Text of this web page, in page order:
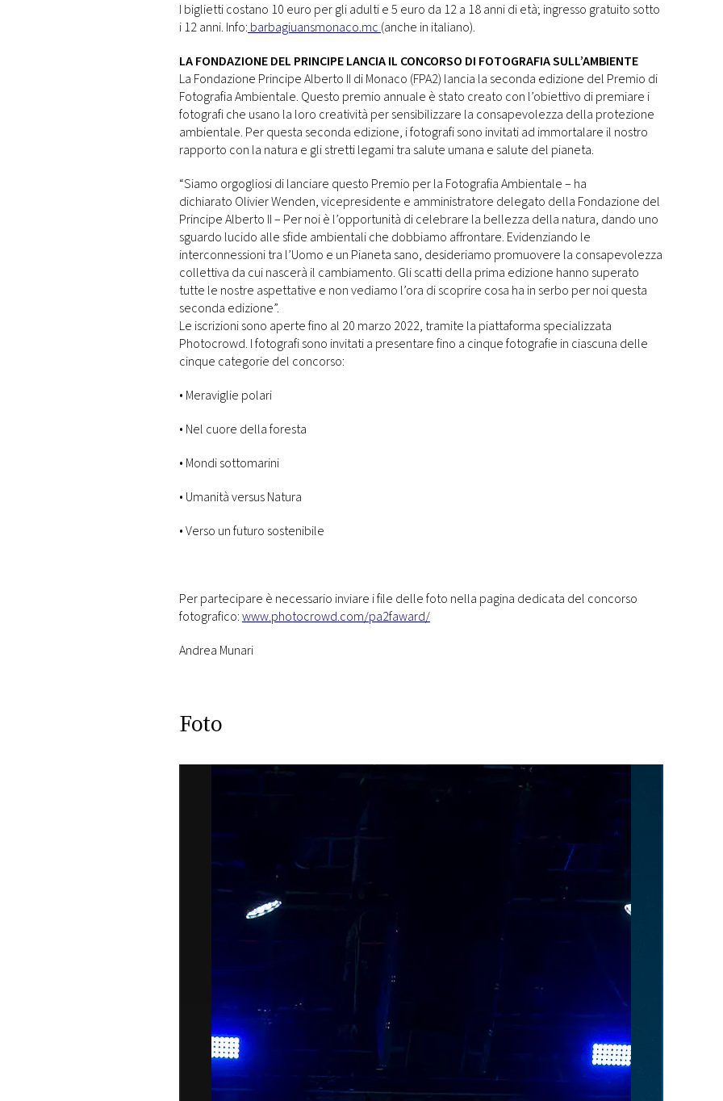
I biglietti costano 10 euro per gli adulti e 5 euro da 12 a 18 anni di età; ingresso gratuito sotto
i 12 anni. Info: barbagiuansmonaco.mc (anche in italiano).
LA FONDAZIONE DEL PRINCIPE LANCIA IL CONCORSO DI FOTOGRAFIA SULL’AMBIENTE
La Fondazione Principe Alberto II di Monaco (FPA2) lancia la seconda edizione del Premio di
Fotografia Ambientale. Questo premio annuale è stato creato con l’obiettivo di premiare i
fotografi che usano la loro creatività per sensibilizzare la consapevolezza della protezione
ambientale. Per questa seconda edizione, i fotografi sono invitati ad immortalare il nostro
rapporto con la natura e gli stretti legami tra salute umana e salute del pianeta.
“Siamo orgogliosi di lanciare questo Premio per la Fotografia Ambientale – ha
dichiarato Olivier Wenden, vicepresidente e amministratore delegato della Fondazione del
Principe Alberto II – Per noi è l’opportunità di celebrare la bellezza della natura, dando uno
sguardo lucido alle sfide ambientali che dobbiamo affrontare. Evidenziando le
interconnessioni tra l’Uomo e un Pianeta sano, desideriamo promuovere la consapevolezza
collettiva da cui nascerà il cambiamento. Gli scatti della prima edizione hanno superato
tutte le nostre aspettative e non vediamo l’ora di scoprire cosa ha in serbo per noi questa
seconda edizione”.
Le iscrizioni sono aperte fino al 20 marzo 2022, tramite la piattaforma specializzata
Photocrowd. I fotografi sono invitati a presentare fino a cinque fotografie in ciascuna delle
cinque categorie del concorso:
• Meraviglie polari
• Nel cuore della foresta
• Mondi sottomarini
• Umanità versus Natura
• Verso un futuro sostenibile
Per partecipare è necessario inviare i file delle foto nella pagina dedicata del concorso
fotografico:www.photocrowd.com/pa2faward/
Andrea Munari
Foto